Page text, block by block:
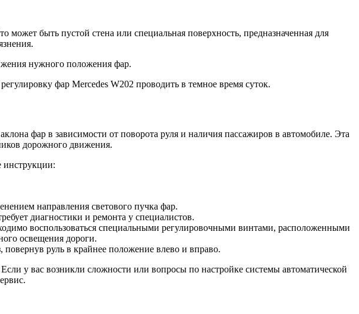
может быть пустой стена или специальная поверхность, предназначенная для
нужного положения фар.
фар Mercedes W202 проводить в темное время суток.
фар в зависимости от поворота руля и наличия пассажиров в автомобиле. Эта
дорожного движения.
инструкции:
направления светового пучка фар.
диагностики и ремонта у специалистов.
воспользоваться специальными регулировочными винтами, расположенными
освещения дороги.
повернув руль в крайнее положение влево и вправо.
у вас возникли сложности или вопросы по настройке системы автоматической